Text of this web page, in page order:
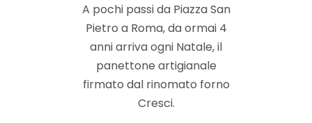
A pochi passi da Piazza San
Pietro a Roma, da ormai 4
anni arriva ogni Natale, il
panettone artigianale
firmato dal rinomato forno
Cresci.